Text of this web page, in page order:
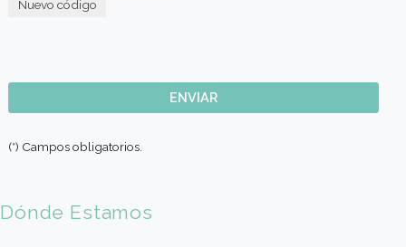
Sede de Elección